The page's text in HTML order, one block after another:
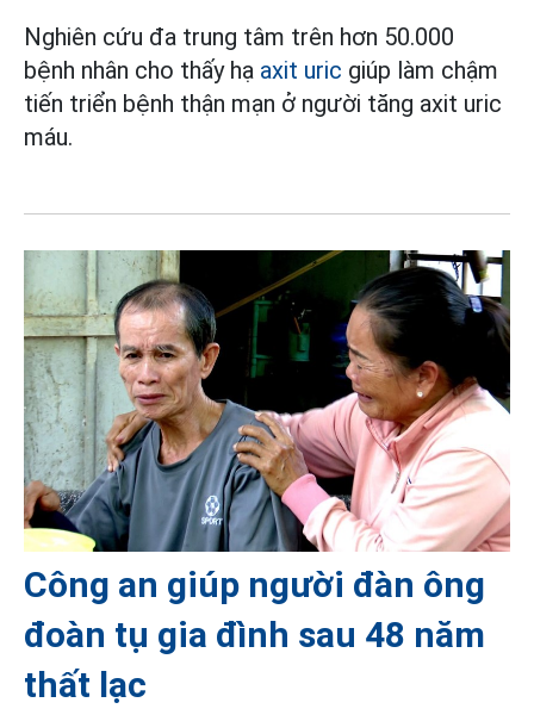
Nghiên cứu đa trung tâm trên hơn 50.000
bệnh nhân cho thấy hạ axit uric giúp làm chậm
tiến triển bệnh thận mạn ở người tăng axit uric
máu.
Công an giúp người đàn ông
đoàn tụ gia đình sau 48 năm
thất lạc